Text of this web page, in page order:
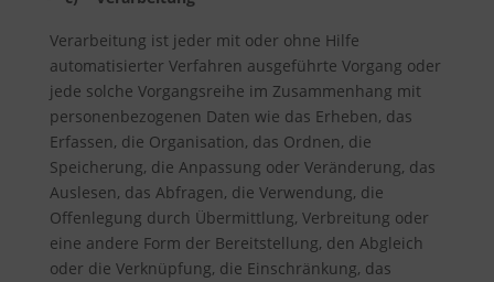
Verarbeitung ist jeder mit oder ohne Hilfe
automatisierter Verfahren ausgeführte Vorgang oder
jede solche Vorgangsreihe im Zusammenhang mit
personenbezogenen Daten wie das Erheben, das
Erfassen, die Organisation, das Ordnen, die
Speicherung, die Anpassung oder Veränderung, das
Auslesen, das Abfragen, die Verwendung, die
Offenlegung durch Übermittlung, Verbreitung oder
eine andere Form der Bereitstellung, den Abgleich
oder die Verknüpfung, die Einschränkung, das